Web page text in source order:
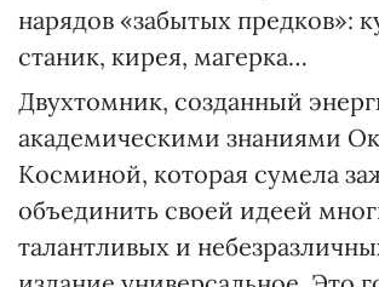
нарядов «забытых предков»:
станик, кирея, магерка…
Двухтомник, созданный
академическими знаниями
Косминой, которая сумела
объединить своей идеей
талантливых и